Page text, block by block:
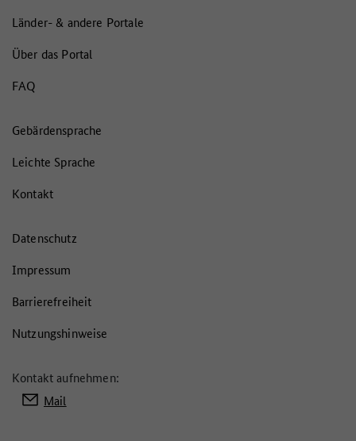
Länder- & andere Portale
Über das Portal
FAQ
Gebärdensprache
Leichte Sprache
Kontakt
Datenschutz
Impressum
Barrierefreiheit
Nutzungshinweise
Kontakt aufnehmen:
Mail